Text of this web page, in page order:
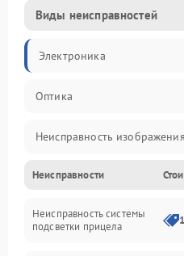
Виды неисправностей
Электроника
Оптика
Неисправность изображения
Механические повреждения
Неисправность фокусировки
Неисправности
Неисправность системы
подсветки прицела